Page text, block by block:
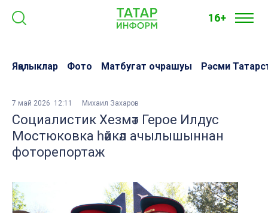
16+
Яңалыклар Фото Матбугат очрашуы Рәсми
7 май 2026 12:11 Михаил Захаров
Социалистик Хезмәт Герое Илдус
Мостюковка һәйкәл ачылышыннан
фоторепортаж